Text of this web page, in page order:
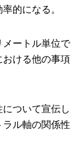
的になる。
ートル単位で
ける他の事項
ついて宣伝し
ル軸の関係性